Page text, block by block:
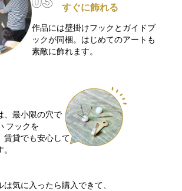
すぐに飾れる
作品には壁掛けフックとガイドブ
ックが同梱。はじめてのアートも
素敵に飾れます。
、最小限の穴で
フックを
賃貸でも安心して
は気に入ったら購入できて、